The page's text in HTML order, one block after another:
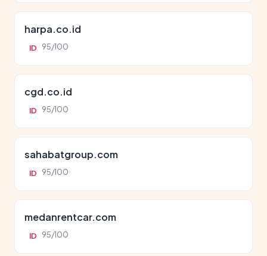
harpa.co.id
ID 95/100
cgd.co.id
ID 95/100
sahabatgroup.com
ID 95/100
medanrentcar.com
ID 95/100